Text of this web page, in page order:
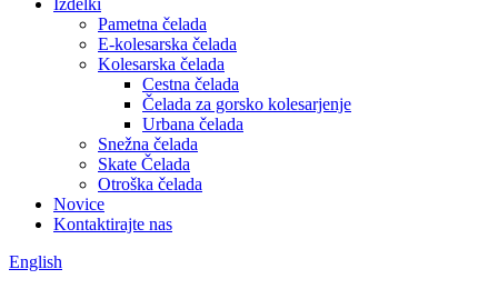
Izdelki
Pametna čelada
E-kolesarska čelada
Kolesarska čelada
Cestna čelada
Čelada za gorsko kolesarjenje
Urbana čelada
Snežna čelada
Skate Čelada
Otroška čelada
Novice
Kontaktirajte nas
English